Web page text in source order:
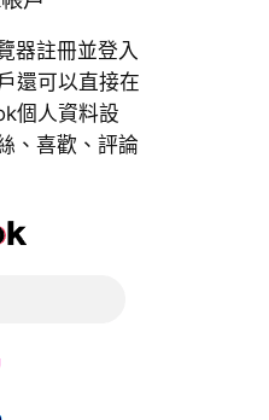
器註冊並登入
還可以直接在
個人資料設
、喜歡、評論